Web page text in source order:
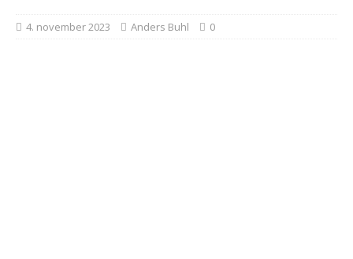
4. november 2023 Anders Buhl 0